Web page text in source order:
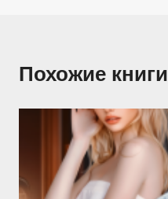
Похожие книги